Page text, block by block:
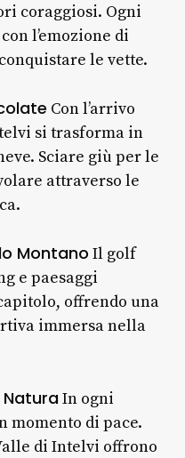
coraggiosi. Ogni
l’emozione di
le vette.
Con l’arrivo
si trasforma in
Sciare giù per le
attraverso le
Montano Il golf
e paesaggi
offrendo una
immersa nella
NaturaIn ogni
momento di pace.
di Intelvi offrono